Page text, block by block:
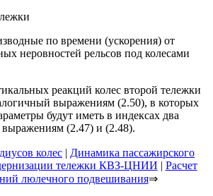
по времени (ускорения) от
неровностей рельсов под колесами
реакций колес второй тележки
выражениям (2.50), в которых
будут иметь в индексах два
(2.47) и (2.48).
колес | Динамика пассажирского
тележки КВЗ-ЦНИИ | Расчет
люлечного подвешивания⇒